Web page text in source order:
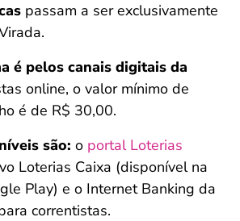
passam a ser exclusivamente
é pelos canais digitais da
online, o valor mínimo de
é de R$ 30,00.
são: o portal Loterias
Loterias Caixa (disponível na
Play) e o Internet Banking da
correntistas.